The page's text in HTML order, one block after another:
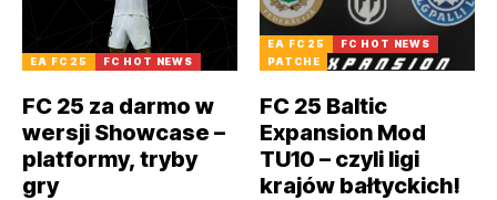
EA FC 25 FC HOT NEWS
FC 25 za darmo w
wersji Showcase –
platformy, tryby
gry
EA FC 25
FC HOT NEWS
PATCHE
FC 25 Baltic
Expansion Mod
TU10 – czyli ligi
krajów bałtyckich!